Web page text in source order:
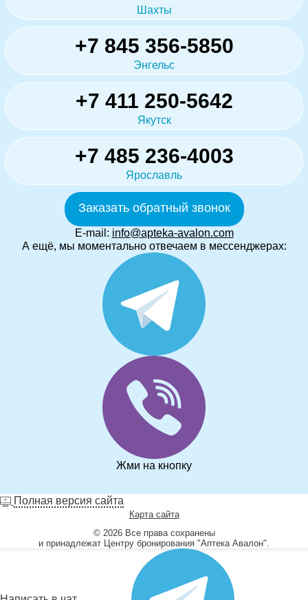
Шахты
+7 845 356-5850
Энгельс
+7 411 250-5642
Якутск
+7 485 236-4003
Ярославль
Заказать обратный звонок
E-mail: info@apteka-avalon.com
А ещё, мы моментально отвечаем в мессенджерах:
Жми на кнопку
Полная версия сайта
Карта сайта
© 2026 Все права сохранены
и принадлежат Центру бронирования "Аптека Авалон".